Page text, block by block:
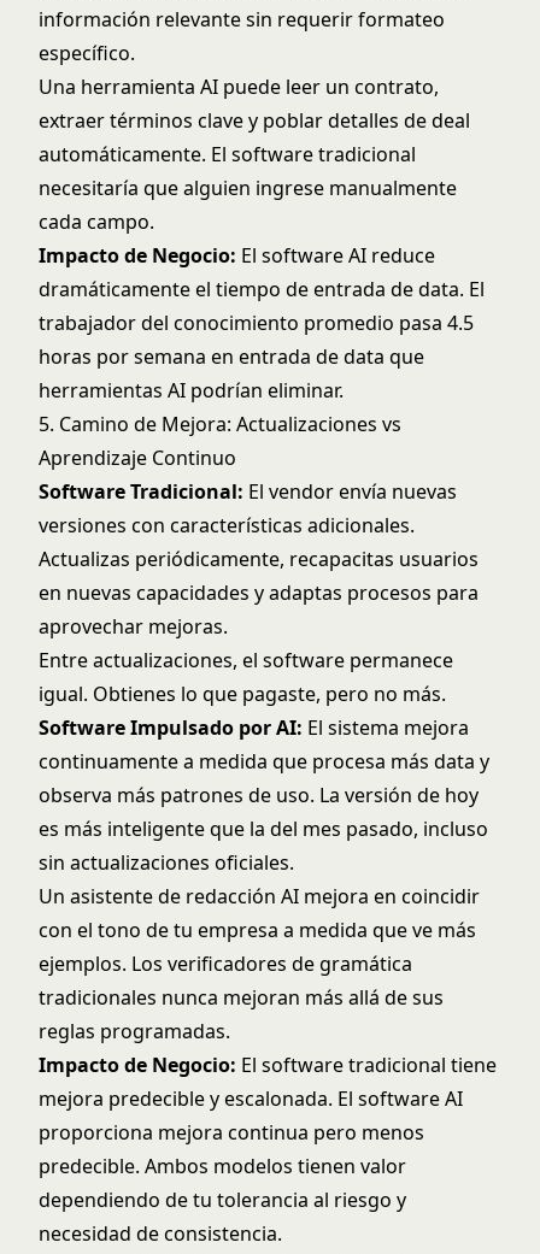
información relevante sin requerir formateo
específico.
Una herramienta AI puede leer un contrato,
extraer términos clave y poblar detalles de deal
automáticamente. El software tradicional
necesitaría que alguien ingrese manualmente
cada campo.
Impacto de Negocio: El software AI reduce
dramáticamente el tiempo de entrada de data. El
trabajador del conocimiento promedio pasa 4.5
horas por semana en entrada de data que
herramientas AI podrían eliminar.
5. Camino de Mejora: Actualizaciones vs
Aprendizaje Continuo
Software Tradicional: El vendor envía nuevas
versiones con características adicionales.
Actualizas periódicamente, recapacitas usuarios
en nuevas capacidades y adaptas procesos para
aprovechar mejoras.
Entre actualizaciones, el software permanece
igual. Obtienes lo que pagaste, pero no más.
Software Impulsado por AI: El sistema mejora
continuamente a medida que procesa más data y
observa más patrones de uso. La versión de hoy
es más inteligente que la del mes pasado, incluso
sin actualizaciones oficiales.
Un asistente de redacción AI mejora en coincidir
con el tono de tu empresa a medida que ve más
ejemplos. Los verificadores de gramática
tradicionales nunca mejoran más allá de sus
reglas programadas.
Impacto de Negocio: El software tradicional tiene
mejora predecible y escalonada. El software AI
proporciona mejora continua pero menos
predecible. Ambos modelos tienen valor
dependiendo de tu tolerancia al riesgo y
necesidad de consistencia.